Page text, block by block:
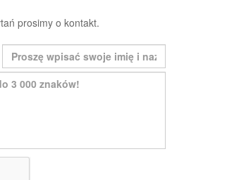
prosimy o kontakt.